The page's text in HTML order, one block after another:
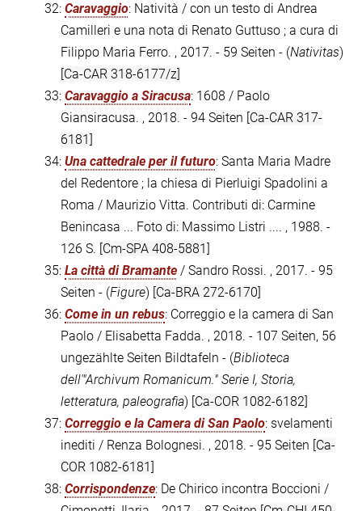
32: Caravaggio: Natività / con un testo di Andrea
Camilleri e una nota di Renato Guttuso ; a cura di
Filippo Maria Ferro. , 2017. - 59 Seiten - (Nativitas)
[Ca-CAR 318-6177/z]
33: Caravaggio a Siracusa: 1608 / Paolo
Giansiracusa. , 2018. - 94 Seiten [Ca-CAR 317-
6181]
34: Una cattedrale per il futuro: Santa Maria Madre
del Redentore ; la chiesa di Pierluigi Spadolini a
Roma / Maurizio Vitta. Contributi di: Carmine
Benincasa ... Foto di: Massimo Listri .... , 1988. -
126 S. [Cm-SPA 408-5881]
35: La città di Bramante / Sandro Rossi. , 2017. - 95
Seiten - (Figure) [Ca-BRA 272-6170]
36: Come in un rebus: Correggio e la camera di San
Paolo / Elisabetta Fadda. , 2018. - 107 Seiten, 56
ungezählte Seiten Bildtafeln - (Biblioteca
dell'"Archivum Romanicum." Serie I, Storia,
letteratura, paleografia) [Ca-COR 1082-6182]
37: Correggio e la Camera di San Paolo: svelamenti
inediti / Renza Bolognesi. , 2018. - 95 Seiten [Ca-
COR 1082-6181]
38: Corrispondenze: De Chirico incontra Boccioni /